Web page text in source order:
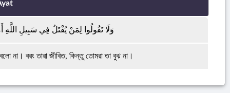
وَلَا تَقُولُوا لِمَنْ يُقْتَلُ فِي سَبِيلِ
না। বরং তারা জীবিত, কিন্তু তোমরা তা বুঝ না।